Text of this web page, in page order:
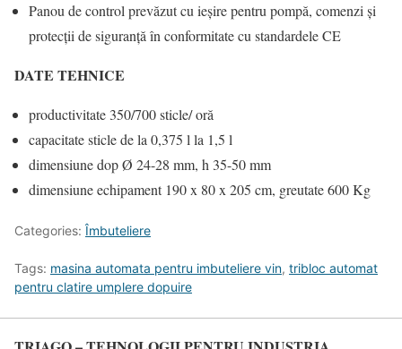
Panou de control prevăzut cu ieșire pentru pompă, comenzi și
protecții de siguranță în conformitate cu standardele CE
DATE TEHNICE
productivitate 350/700 sticle/ oră
capacitate sticle de la 0,375 l la 1,5 l
dimensiune dop Ø 24-28 mm, h 35-50 mm
dimensiune echipament 190 x 80 x 205 cm, greutate 600 Kg
Categories: Îmbuteliere
Tags: masina automata pentru imbuteliere vin, tribloc automat
pentru clatire umplere dopuire